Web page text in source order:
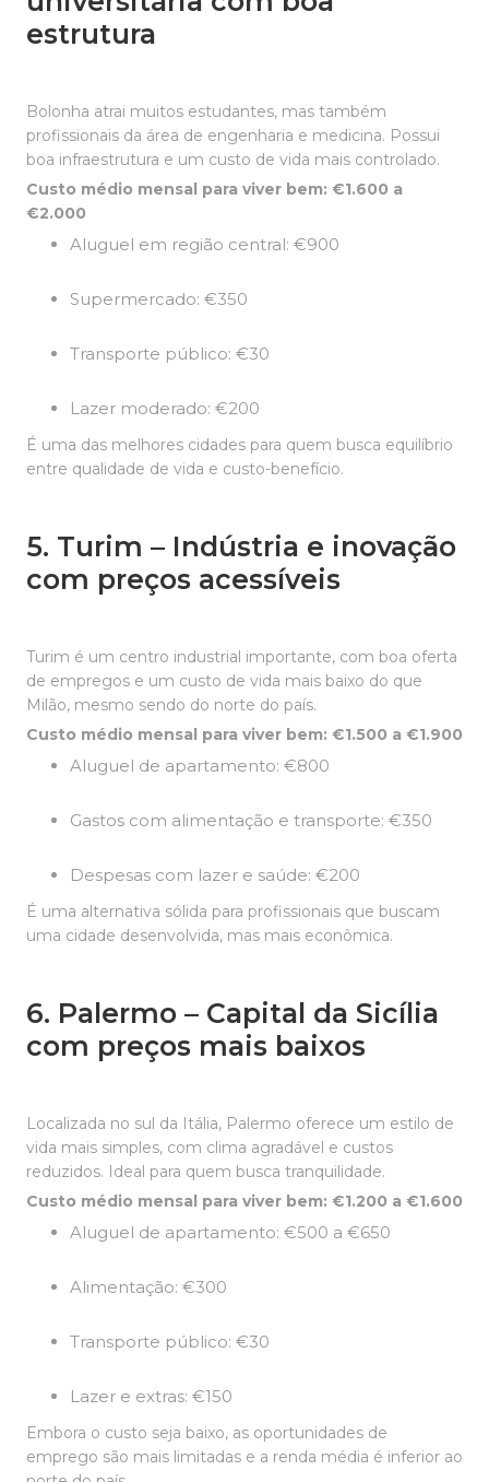
estrutura
Bolonha atrai muitos estudantes, mas também
profissionais da área de engenharia e medicina. Possui
boa infraestrutura e um custo de vida mais controlado.
Custo médio mensal para viver bem: €1.600 a
€2.000
Aluguel em região central: €900
Supermercado: €350
Transporte público: €30
Lazer moderado: €200
É uma das melhores cidades para quem busca equilíbrio
entre qualidade de vida e custo-benefício.
5. Turim – Indústria e inovação
com preços acessíveis
Turim é um centro industrial importante, com boa oferta
de empregos e um custo de vida mais baixo do que
Milão, mesmo sendo do norte do país.
Custo médio mensal para viver bem: €1.500 a €1.900
Aluguel de apartamento: €800
Gastos com alimentação e transporte: €350
Despesas com lazer e saúde: €200
É uma alternativa sólida para profissionais que buscam
uma cidade desenvolvida, mas mais econômica.
6. Palermo – Capital da Sicília
com preços mais baixos
Localizada no sul da Itália, Palermo oferece um estilo de
vida mais simples, com clima agradável e custos
reduzidos. Ideal para quem busca tranquilidade.
Custo médio mensal para viver bem: €1.200 a €1.600
Aluguel de apartamento: €500 a €650
Alimentação: €300
Transporte público: €30
Lazer e extras: €150
Embora o custo seja baixo, as oportunidades de
emprego são mais limitadas e a renda média é inferior ao